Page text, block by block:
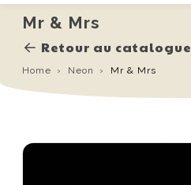
Mr & Mrs
Retour au catalogue
Home Neon Mr & Mrs
CONTACT
FR-EN-NL